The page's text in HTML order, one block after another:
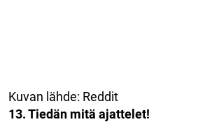
Kuvan lähde: Reddit
13. Tiedän mitä ajattelet!